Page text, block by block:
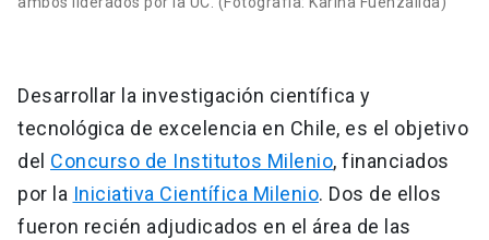
Desarrollar la investigación científica y
tecnológica de excelencia en Chile, es el objetivo
del Concurso de Institutos Milenio, financiados
por la Iniciativa Científica Milenio. Dos de ellos
fueron recién adjudicados en el área de las